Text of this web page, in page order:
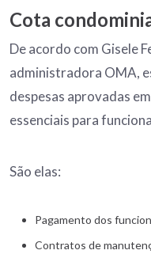
Cota
De acordo com Gisele
administradora OMA,
despesas aprovadas em
essenciais para
São elas:
Pagamento dos
Contratos de